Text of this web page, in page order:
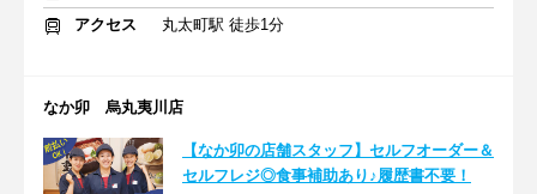
アクセス
丸太町駅 徒歩1分
なか卯 烏丸夷川店
【なか卯の店舗スタッフ】セルフオーダー＆
セルフレジ◎食事補助あり♪履歴書不要！